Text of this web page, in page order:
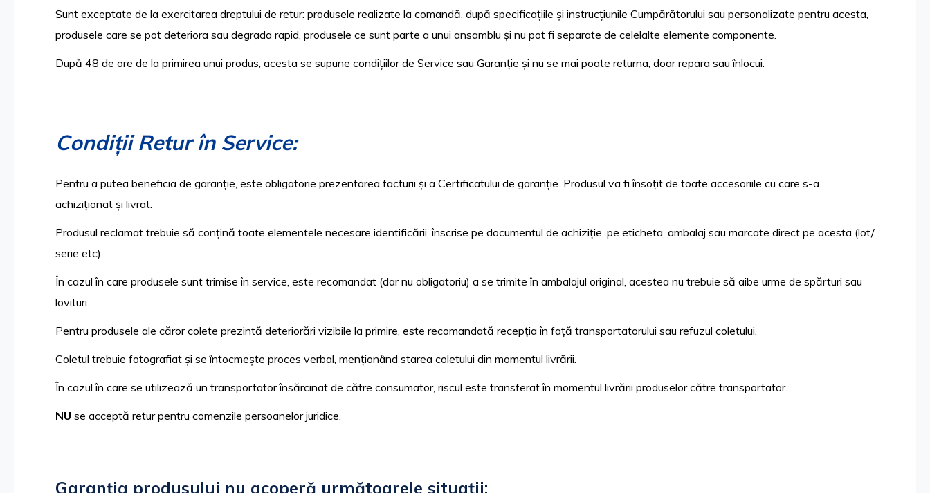
Sunt exceptate de la exercitarea dreptului de retur: produsele realizate la comandă, după specificațiile și instrucțiunile Cumpărătorului sau personalizate pentru acesta,
produsele care se pot deteriora sau degrada rapid, produsele ce sunt parte a unui ansamblu și nu pot fi separate de celelalte elemente componente.
După 48 de ore de la primirea unui produs, acesta se supune condițiilor de Service sau Garanție și nu se mai poate returna, doar repara sau înlocui.
Condiții Retur în Service:
Pentru a putea beneficia de garanție, este obligatorie prezentarea facturii și a Certificatului de garanție. Produsul va fi însoțit de toate accesoriile cu care s-a
achiziționat și livrat.
Produsul reclamat trebuie să conțină toate elementele necesare identificării, înscrise pe documentul de achiziție, pe eticheta, ambalaj sau marcate direct pe acesta (lot/
serie etc).
În cazul în care produsele sunt trimise în service, este recomandat (dar nu obligatoriu) a se trimite în ambalajul original, acestea nu trebuie să aibe urme de spărturi sau
lovituri.
Pentru produsele ale căror colete prezintă deteriorări vizibile la primire, este recomandată recepția în față transportatorului sau refuzul coletului.
Coletul trebuie fotografiat și se întocmește proces verbal, menționând starea coletului din momentul livrării.
În cazul în care se utilizează un transportator însărcinat de către consumator, riscul este transferat în momentul livrării produselor către transportator.
NU se acceptă retur pentru comenzile persoanelor juridice.
Garanția produsului nu acoperă următoarele situații: